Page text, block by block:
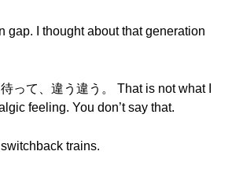
gap. I thought about that generation
って、違う違う。 That is not what I
feeling. You don’t say that.
trains.